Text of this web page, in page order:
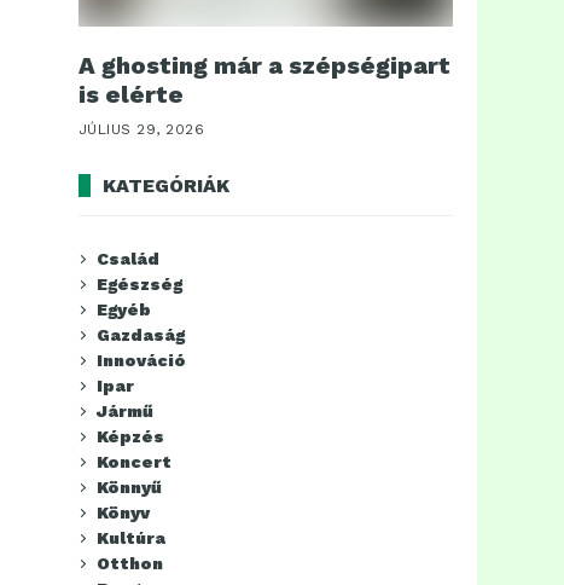
A ghosting már a szépségipart
is elérte
JÚLIUS 29, 2026
KATEGÓRIÁK
Család
Egészség
Egyéb
Gazdaság
Innováció
Ipar
Jármű
Képzés
Koncert
Könnyű
Könyv
Kultúra
Otthon